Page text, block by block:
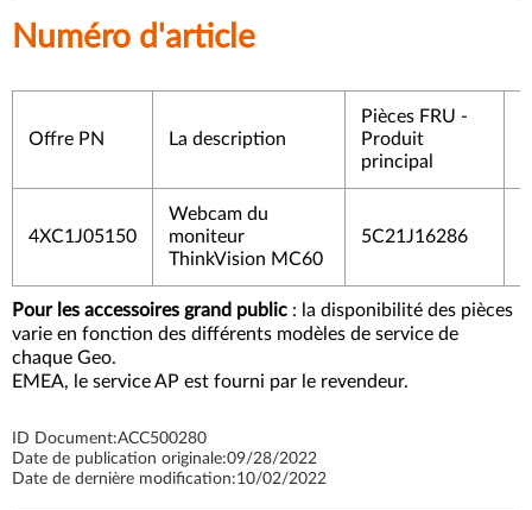
Numéro d'article
Offre PN La description
Pièces FRU -
Produit
principal
4XC1J05150
Webcam du
moniteur
ThinkVision MC60
5C21J16286
Pour les accessoires grand public : la disponibilité des pièces
varie en fonction des différents modèles de service de
chaque Geo.
EMEA, le service AP est fourni par le revendeur.
ID Document:ACC500280
Date de publication originale:09/28/2022
Date de dernière modification:10/02/2022